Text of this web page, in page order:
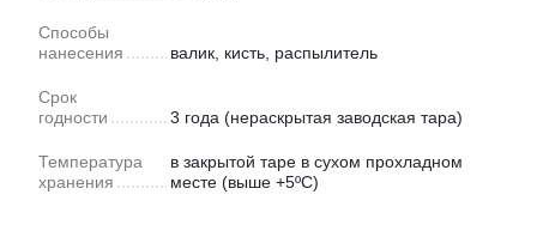
Способы
нанесения
валик, кисть, распылитель
Срок
годности
3 года (нераскрытая заводская тара)
Температура
хранения
в закрытой таре в сухом прохладном
месте (выше +5ºC)